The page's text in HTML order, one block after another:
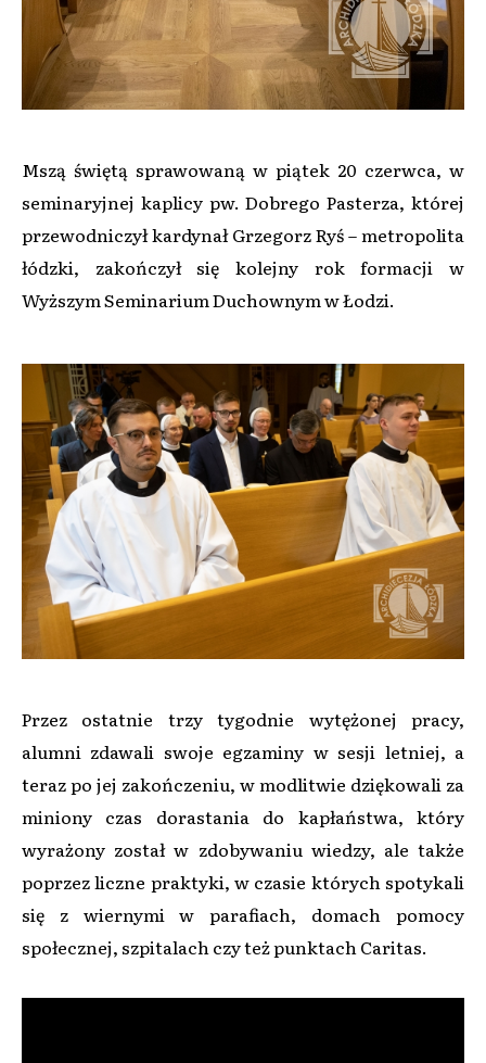
Mszą świętą sprawowaną w piątek 20 czerwca, w
seminaryjnej kaplicy pw. Dobrego Pasterza, której
przewodniczył kardynał Grzegorz Ryś – metropolita
łódzki, zakończył się kolejny rok formacji w
Wyższym Seminarium Duchownym w Łodzi.
Przez ostatnie trzy tygodnie wytężonej pracy,
alumni zdawali swoje egzaminy w sesji letniej, a
teraz po jej zakończeniu, w modlitwie dziękowali za
miniony czas dorastania do kapłaństwa, który
wyrażony został w zdobywaniu wiedzy, ale także
poprzez liczne praktyki, w czasie których spotykali
się z wiernymi w parafiach, domach pomocy
społecznej, szpitalach czy też punktach Caritas.